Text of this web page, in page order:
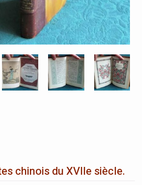
chinois du XVIIe siècle.